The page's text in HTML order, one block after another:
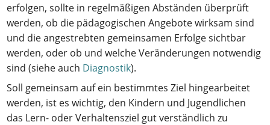
erfolgen, sollte in regelmäßigen Abständen überprüft
werden, ob die pädagogischen Angebote wirksam sind
und die angestrebten gemeinsamen Erfolge sichtbar
werden, oder ob und welche Veränderungen notwendig
sind (siehe auch Diagnostik).
Soll gemeinsam auf ein bestimmtes Ziel hingearbeitet
werden, ist es wichtig, den Kindern und Jugendlichen
das Lern- oder Verhaltensziel gut verständlich zu